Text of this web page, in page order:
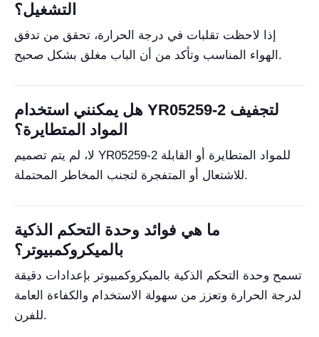
التشغيل؟
إذا لاحظت تقلبات في درجة الحرارة، تحقق من تدفق
الهواء المناسب وتأكد من أن الباب مغلق بشكل صحيح.
هل يمكنني استخدام YR05259-2 لتجفيف
المواد المتطايرة؟
لا، لم يتم تصميم YR05259-2 للمواد المتطايرة أو القابلة
للاشتعال أو المتفجرة لتجنب المخاطر المحتملة.
ما هي فوائد وحدة التحكم الذكية
بالميكروكمبيوتر؟
تسمح وحدة التحكم الذكية بالميكروكمبيوتر بإعدادات دقيقة
لدرجة الحرارة وتعزز من سهولة الاستخدام والكفاءة العامة
للفرن.